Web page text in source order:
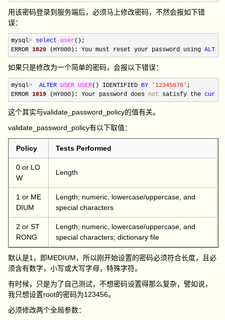
用该密码登录到服务端后，必须马上修改密码，不然会报如下错
误：
mysql> select user();
ERROR 1820 (HY000): You must reset your password using ALTER
如果只是修改为一个简单的密码，会报以下错误：
mysql> ALTER USER USER() IDENTIFIED BY '12345678 ' ;
ERROR 1819 (HY000): Your password does not satisfy the
这个其实与validate_password_policy的值有关。
validate_password_policy有以下取值：
Policy Tests Performed
0 or LO
W
Length
1 or ME
DIUM
Length; numeric, lowercase/uppercase, and
special characters
2 orST
RONG
Length; numeric, lowercase/uppercase, and
special characters; dictionary file
默认是1，即MEDIUM，所以刚开始设置的密码必须符合长度，且必
须含有数字，小写或大写字母，特殊字符。
有时候，只是为了自己测试，不想密码设置得那么复杂，譬如说，
我只想设置root的密码为123456。
必须修改两个全局参数：